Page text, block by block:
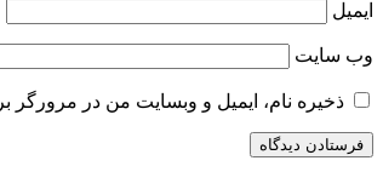
ایمیل
وب‌ سایت
ذخیره نام، ایمیل و وبسایت من در مرورگر